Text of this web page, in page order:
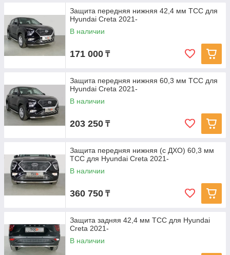
Защита передняя нижняя 42,4 мм ТСС для
Hyundai Creta 2021-
В наличии
171 000 ₸
Защита передняя нижняя 60,3 мм ТСС для
Hyundai Creta 2021-
В наличии
203 250 ₸
Защита передняя нижняя (с ДХО) 60,3 мм
ТСС для Hyundai Creta 2021-
В наличии
360 750 ₸
Защита задняя 42,4 мм ТСС для Hyundai
Creta 2021-
В наличии